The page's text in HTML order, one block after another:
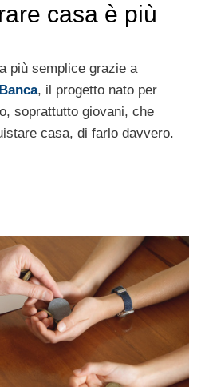
casa è più
più semplice grazie a
, il progetto nato per
soprattutto giovani, che
casa, di farlo davvero.